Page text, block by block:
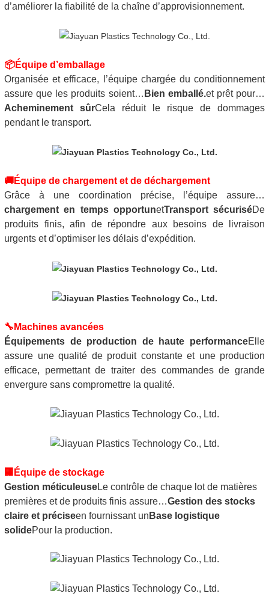
d’améliorer la fiabilité de la chaîne d’approvisionnement.
📦Équipe d’emballage
Organisée et efficace, l’équipe chargée du conditionnement
assure que les produits soient… Bien emballé.et prêt pour…
Acheminement sûrCela réduit le risque de dommages
pendant le transport.
🚚Équipe de chargement et de déchargement
Grâce à une coordination précise, l’équipe assure…
chargement en temps opportunetTransport sécuriséDe
produits finis, afin de répondre aux besoins de livraison
urgents et d’optimiser les délais d’expédition.
🔧 Machines avancées
Équipements de production de haute performanceElle
assure une qualité de produit constante et une production
efficace, permettant de traiter des commandes de grande
envergure sans compromettre la qualité.
🏢 Équipe de stockage
Gestion méticuleuseLe contrôle de chaque lot de matières
premières et de produits finis assure…Gestion des stocks
claire et préciseen fournissant un Base logistique
solidePour la production.